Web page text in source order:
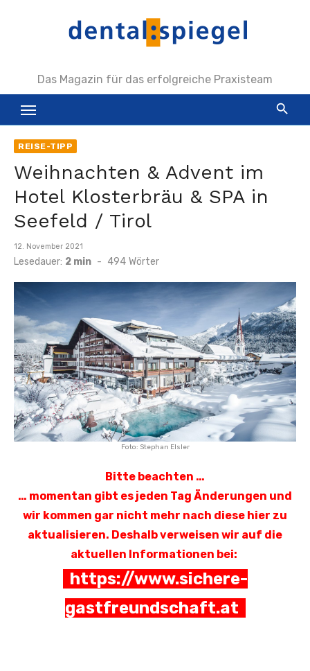
Das Magazin für das erfolgreiche Praxisteam
REISE-TIPP
Weihnachten & Advent im
Hotel Klosterbräu & SPA in
Seefeld / Tirol
Veröffentlicht
am
12. November 2021
Lesedauer: 2 min - 494 Wörter
Foto: Stephan Elsler
Bitte beachten …
… momentan gibt es jeden Tag Änderungen und
wir kommen gar nicht mehr nach diese hier zu
aktualisieren. Deshalb verweisen wir auf die
aktuellen Informationen bei:
https://www.sichere-
gastfreundschaft.at